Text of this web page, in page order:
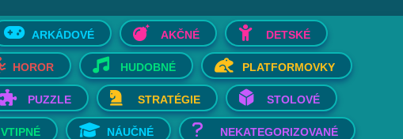
ARKÁDOVÉ AKČNÉ DETSKÉ
HOROR HUDOBNÉ PLATFORMOVKY
PUZZLE STRATÉGIE STOLOVÉ
VTIPNÉ NÁUČNÉ NEKATEGORIZOVANÉ